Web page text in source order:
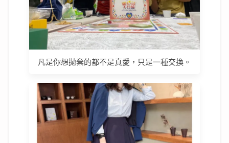
凡是你想拋棄的都不是真愛，只是一種交換。